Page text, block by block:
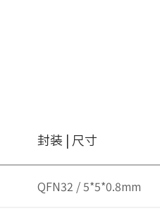
封装 | 尺寸
QFN32 / 5*5*0.8mm